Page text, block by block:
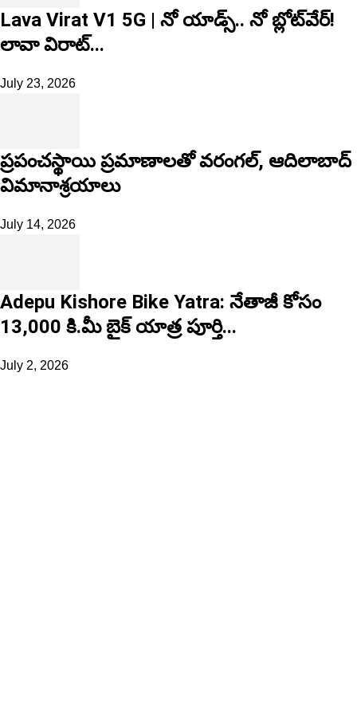
Lava Virat V1 5G | నో యాడ్స్.. నో బ్లోట్‌వేర్!
లావా విరాట్...
July 23, 2026
ప్రపంచస్థాయి ప్రమాణాలతో వరంగల్, ఆదిలాబాద్
విమానాశ్రయాలు
July 14, 2026
Adepu Kishore Bike Yatra: నేతాజీ కోసం
13,000 కి.మీ బైక్ యాత్ర పూర్తి...
July 2, 2026